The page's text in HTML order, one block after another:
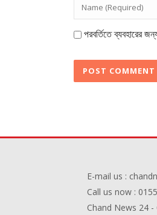
পরবর্তিতে ব্যবহারের
E-mail us :
Call us now :
Chand News 24